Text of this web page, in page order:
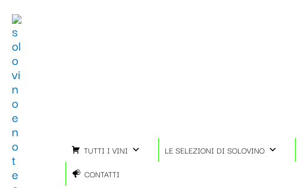
contenuto
TUTTI I VINI LE SELEZIONI DI SOLOVINO
CONTATTI